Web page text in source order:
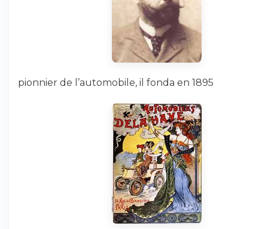
pionnier de l’automobile, il fonda en 1895